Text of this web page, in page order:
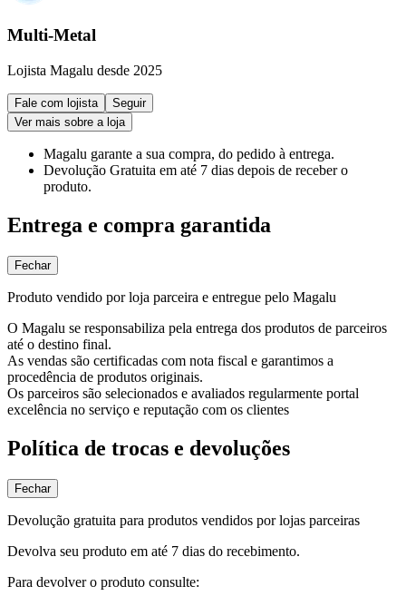
Multi-Metal
Lojista Magalu desde 2025
Fale com lojista
Seguir
Ver mais sobre a loja
Magalu garante a sua compra, do pedido à entrega.
Devolução Gratuita em até 7 dias depois de receber o
produto.
Entrega e compra garantida
Fechar
Produto vendido por loja parceira e entregue pelo Magalu
O Magalu se responsabiliza pela entrega dos produtos de parceiros
até o destino final.
As vendas são certificadas com nota fiscal e garantimos a
procedência de produtos originais.
Os parceiros são selecionados e avaliados regularmente portal
excelência no serviço e reputação com os clientes
Política de trocas e devoluções
Fechar
Devolução gratuita para produtos vendidos por lojas parceiras
Devolva seu produto em até 7 dias do recebimento.
Para devolver o produto consulte: